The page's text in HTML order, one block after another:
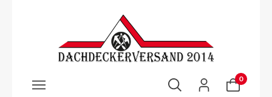
Zum Hauptinhalt springen
0